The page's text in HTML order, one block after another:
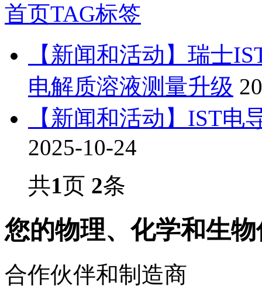
首页TAG标签
【新闻和活动】瑞士
电解质溶液测量升级
【新闻和活动】IST
2025-10-24
共1页 2条
您的物理、化学和生
合作伙伴和制造商